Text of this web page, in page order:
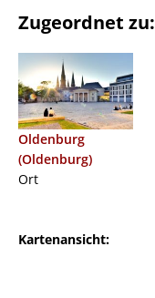
Zugeordnet zu:
Oldenburg
(Oldenburg)
Ort
Kartenansicht: